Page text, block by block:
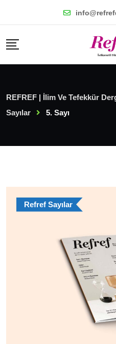
content
REFREF | İlim Ve Tefekkür
Sayılar
5. Sayı
Refref Sayılar